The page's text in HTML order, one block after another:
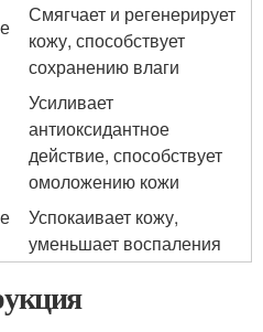
Смягчает и регенерирует
кожу, способствует
сохранению влаги
Усиливает
антиоксидантное
действие, способствует
омоложению кожи
Успокаивает кожу,
уменьшает воспаления